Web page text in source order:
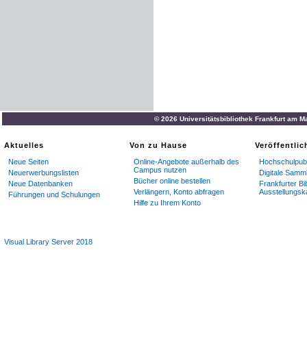
© 2026 Universitätsbibliothek Frankfurt am
Aktuelles
Neue Seiten
Neuerwerbungslisten
Neue Datenbanken
Führungen und Schulungen
Von zu Hause
Online-Angebote außerhalb des
Campus nutzen
Bücher online bestellen
Verlängern, Konto abfragen
Hilfe zu Ihrem Konto
Digitale
Frankfurter
Visual Library Server 2018